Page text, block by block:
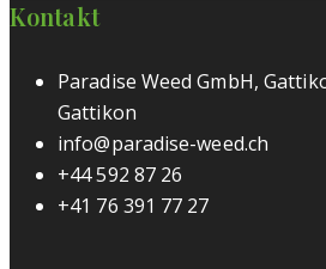
Kontakt
Paradise Weed GmbH,
Gattikon
info@paradise-weed.ch
+44 592 87 26
+41 76 391 77 27